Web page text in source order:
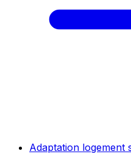
Adaptation logement